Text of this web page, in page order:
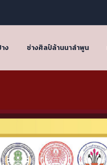
ง ช่างศิลป์ล้านนาลำพูน